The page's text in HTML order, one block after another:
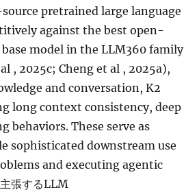
pretrained large language
against the best open-
model in the LLM360 family
, 2025c; Cheng et al , 2025a),
and conversation, K2
long context consistency, deep
behaviors. These serve as
sophisticated downstream use
and executing agentic
張するLLM